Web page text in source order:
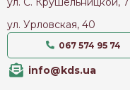
ул. Урловская, 40
067 574 95 74
info@kds.ua